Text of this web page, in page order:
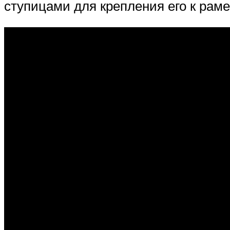
ступицами для крепления его к